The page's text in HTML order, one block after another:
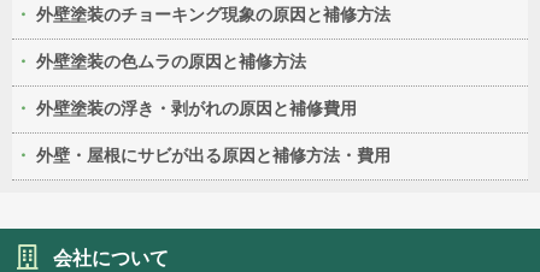
外壁塗装のチョーキング現象の原因と補修方法
外壁塗装の色ムラの原因と補修方法
外壁塗装の浮き・剥がれの原因と補修費用
外壁・屋根にサビが出る原因と補修方法・費用
会社について